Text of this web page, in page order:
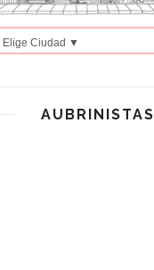
Elige Ciudad ▼
AUBRINISTAS